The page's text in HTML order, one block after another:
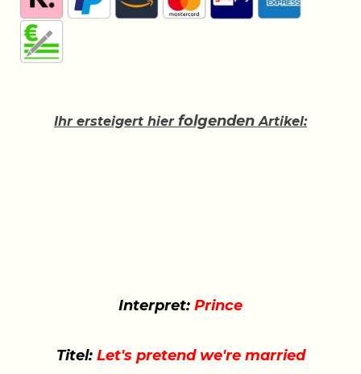
Ihr ersteigert hier folgenden Artikel:
Interpret: Prince
Titel:Let's pretend we're married